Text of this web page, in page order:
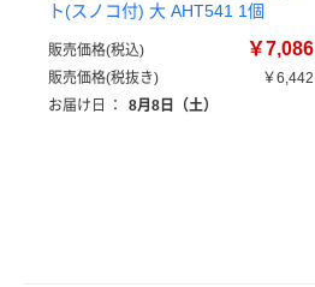
ト(スノコ付) 大 AHT541 1個
販売価格(税込) ￥7,086
販売価格(税抜き)
￥6,442
お届け日
： 8月8日（土）